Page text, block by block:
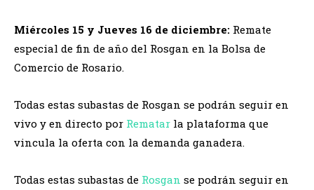
Miércoles 15 y Jueves 16 de diciembre: Remate
especial de fin de año del Rosgan en la Bolsa de
Comercio de Rosario.
Todas estas subastas de Rosgan se podrán seguir en
vivo y en directo por Rematar la plataforma que
vincula la oferta con la demanda ganadera.
Todas estas subastas de Rosgan se podrán seguir en